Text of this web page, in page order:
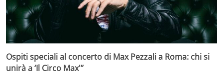
Ospiti speciali al concerto di Max Pezzali a Roma: chi si
unirà a ‘Il Circo Max'”